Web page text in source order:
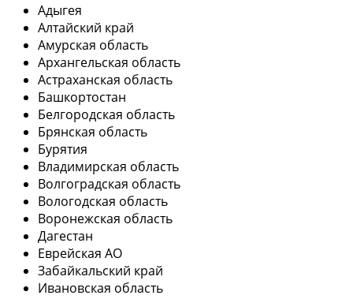
Адыгея
Алтайский край
Амурская область
Архангельская область
Астраханская область
Башкортостан
Белгородская область
Брянская область
Бурятия
Владимирская область
Волгоградская область
Вологодская область
Воронежская область
Дагестан
Еврейская АО
Забайкальский край
Ивановская область